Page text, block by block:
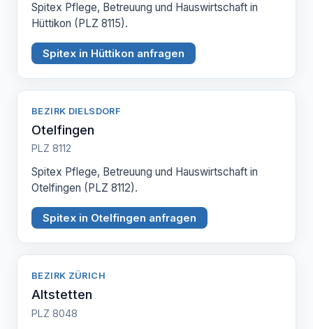
Spitex Pflege, Betreuung und Hauswirtschaft in
Hüttikon (PLZ 8115).
Spitex in Hüttikon anfragen
BEZIRK DIELSDORF
Otelfingen
PLZ 8112
Spitex Pflege, Betreuung und Hauswirtschaft in
Otelfingen (PLZ 8112).
Spitex in Otelfingen anfragen
BEZIRK ZÜRICH
Altstetten
PLZ 8048